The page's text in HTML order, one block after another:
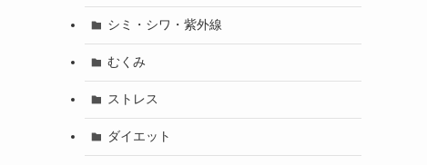
シミ・シワ・紫外線
むくみ
ストレス
ダイエット